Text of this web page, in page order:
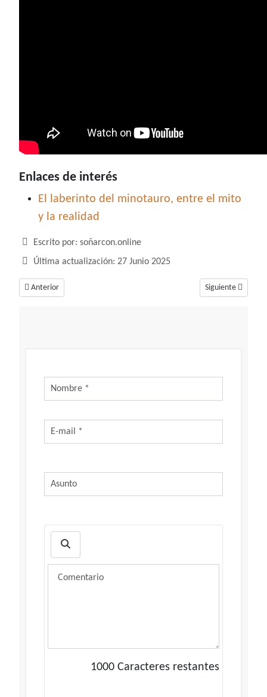
Enlaces de interés
El laberinto del minotauro, entre el mito
y la realidad
Detalles
Escrito por: soñarcon.online
Última actualización: 27 Junio 2025
Artículo anterior: Soñar con ladrones, un sueño que habla sobre el
Anterior Artículo siguiente:
Siguiente
1000 Caracteres restantes